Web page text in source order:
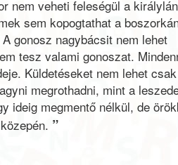
nem veheti feleségül a
sem kopogtathat a
gonosz nagybácsit nem lehet
tesz valami gonoszat.
Küldetéseket nem lehet
megrothadni, mint a
ideig megmentő nélkül, de
”